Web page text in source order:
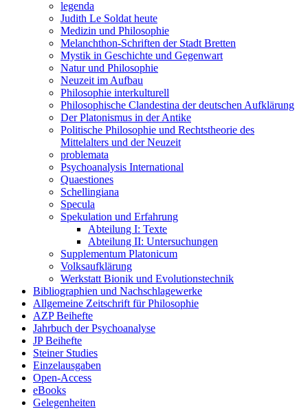
legenda
Judith Le Soldat heute
Medizin und Philosophie
Melanchthon-Schriften der Stadt Bretten
Mystik in Geschichte und Gegenwart
Natur und Philosophie
Neuzeit im Aufbau
Philosophie interkulturell
Philosophische Clandestina der deutschen Aufklärung
Der Platonismus in der Antike
Politische Philosophie und Rechtstheorie des
Mittelalters und der Neuzeit
problemata
Psychoanalysis International
Quaestiones
Schellingiana
Specula
Spekulation und Erfahrung
Abteilung I: Texte
Abteilung II: Untersuchungen
Supplementum Platonicum
Volksaufklärung
Werkstatt Bionik und Evolutionstechnik
Bibliographien und Nachschlagewerke
Allgemeine Zeitschrift für Philosophie
AZP Beihefte
Jahrbuch der Psychoanalyse
JP Beihefte
Steiner Studies
Einzelausgaben
Open-Access
eBooks
Gelegenheiten